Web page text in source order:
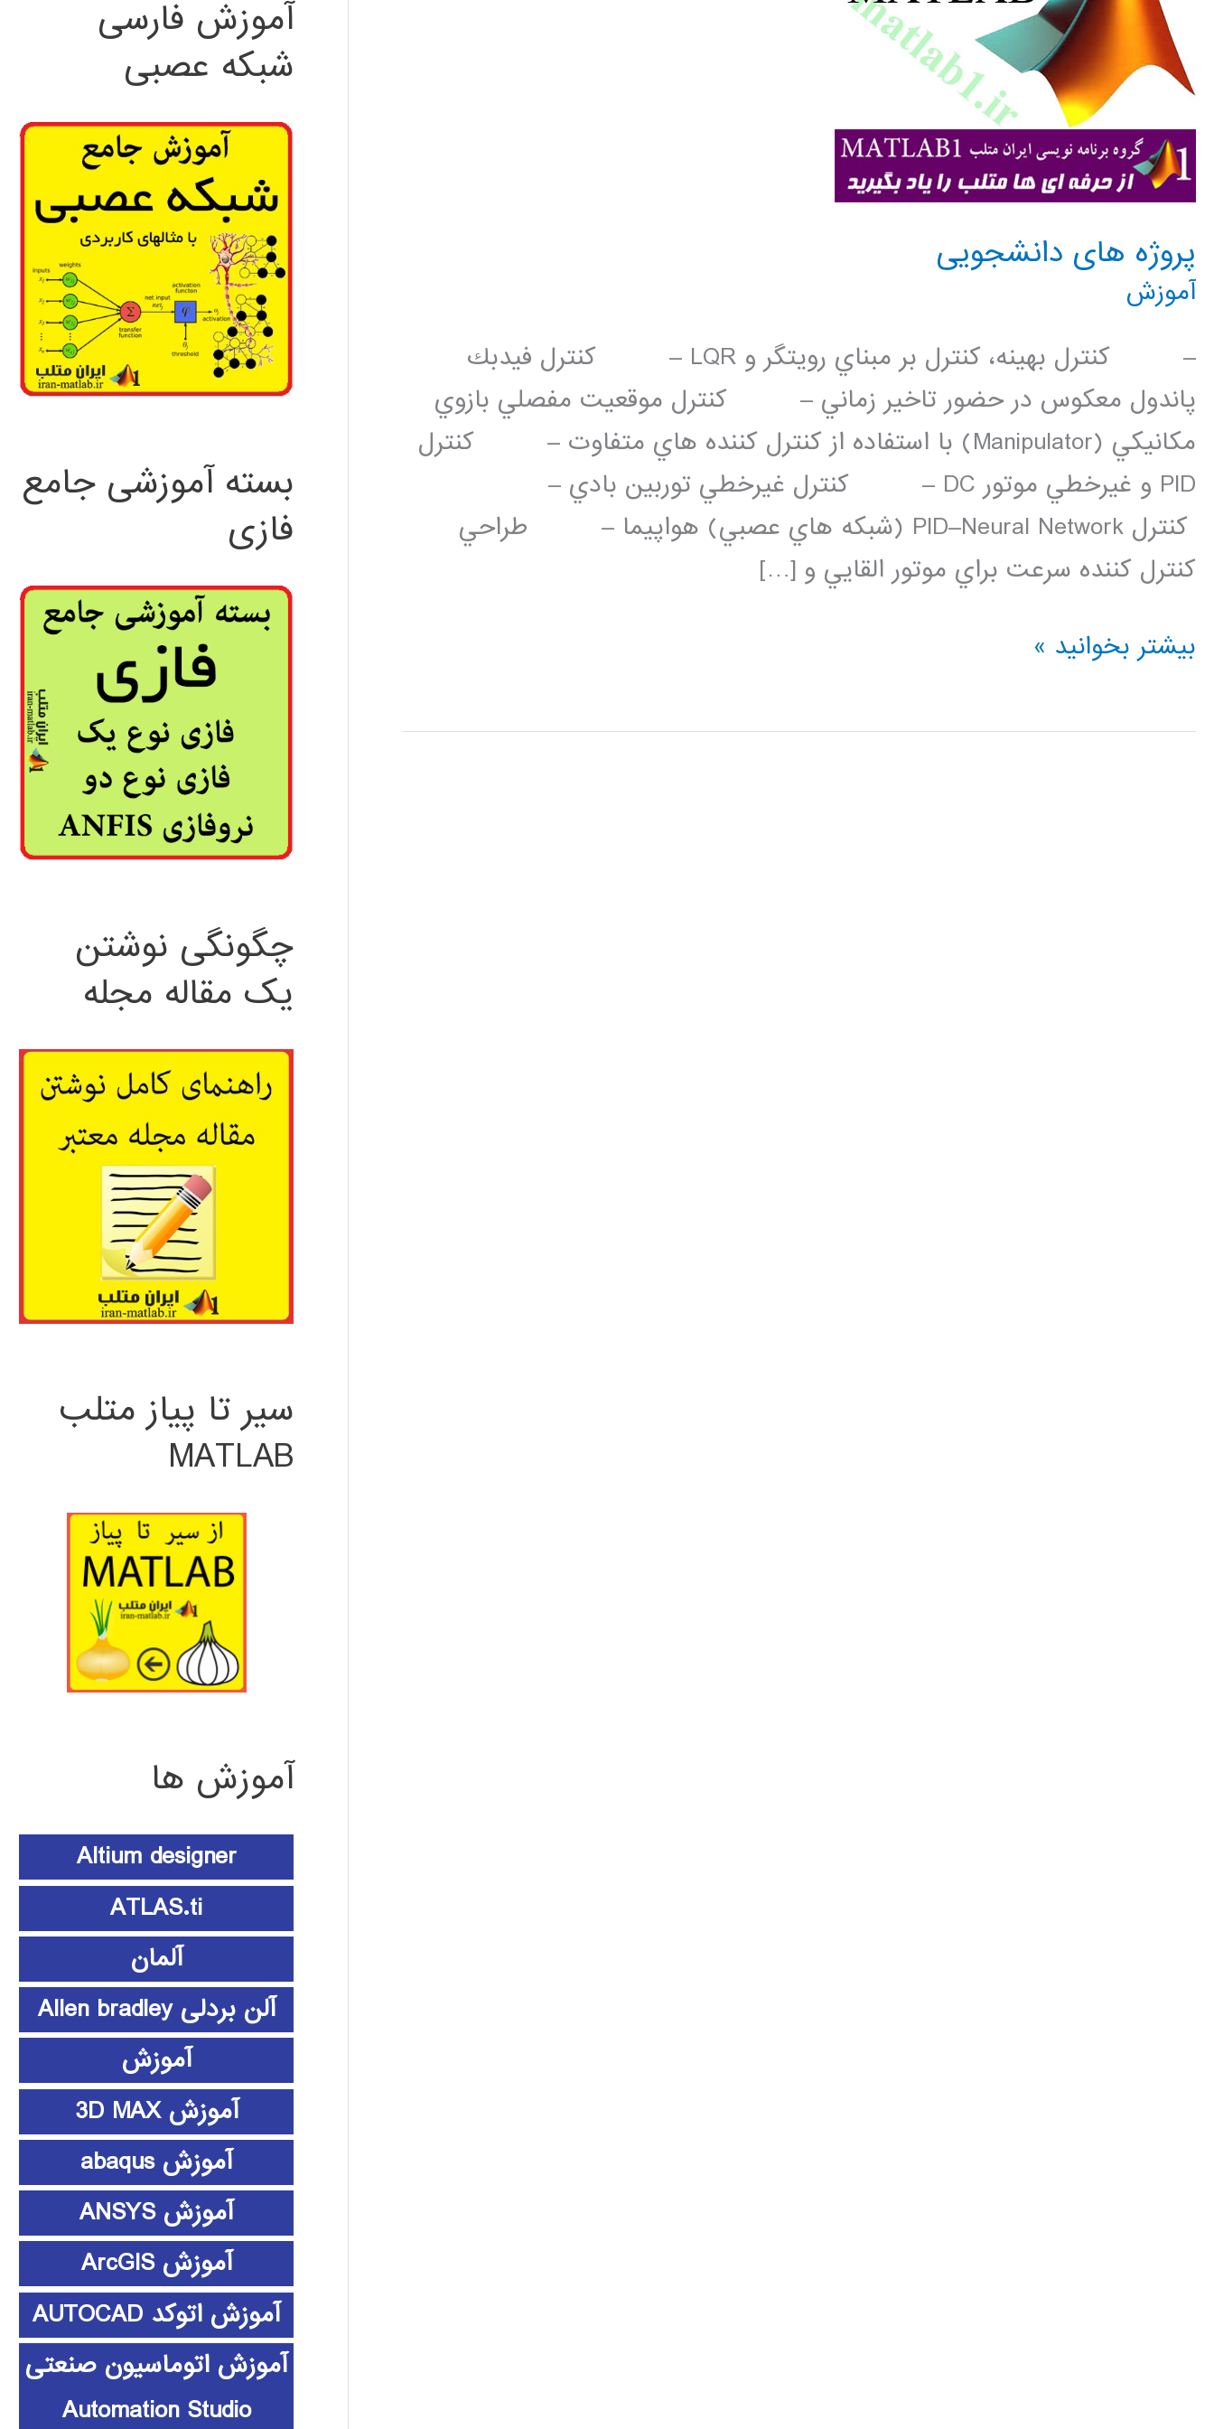
پروژه های دانشجويی
آموزش
– كنترل بهينه، كنترل بر مبناي رويتگر و LQR – كنترل فيدبك
پاندول معكوس در حضور تاخير زماني – كنترل موقعيت مفصلي بازوي
مكانيكي (Manipulator) با استفاده از كنترل كننده هاي متفاوت – كنترل
PID و غيرخطي موتور DC – كنترل غيرخطي توربين بادي –
كنترل PID–Neural Network (شبكه هاي عصبي) هواپيما – طراحي
كنترل كننده سرعت براي موتور القايي و […]
پروژه
دانشجويی
بیشتر بخوانید »
آموزش فارسی
شبکه عصبی
بسته آموزشی جامع
فازی
چگونگی نوشتن
یک مقاله مجله
سیر تا پیاز متلب
MATLAB
آموزش ها
Altium designer
ATLAS.ti
آلمان
آلن بردلی Allen bradley
آموزش
آموزش 3D MAX
آموزش abaqus
آموزش ANSYS
آموزش ArcGIS
آموزش اتوکد AUTOCAD
آموزش اتوماسیون صنعتی
Automation Studio